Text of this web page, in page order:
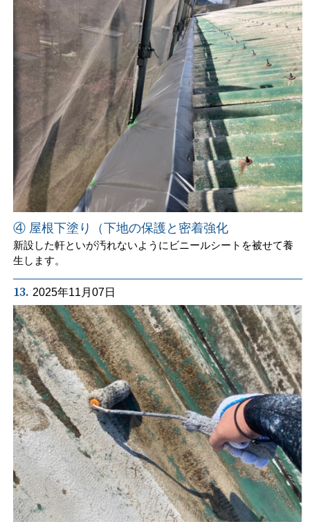
④ 屋根下塗り（下地の保護と密着強化
新設した軒といが汚れないようにビニールシートを被せて養
生します。
13. 2025年11月07日